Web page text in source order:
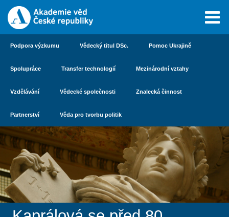
Podpora výzkumu Vědecký titul DSc. Pomoc Ukrajině
Spolupráce Transfer technologií Mezinárodní vztahy
Vzdělávání Vědecké společnosti Znalecká činnost
Partnerství Věda pro tvorbu politik